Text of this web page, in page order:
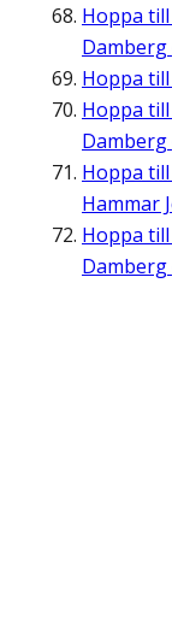
Hoppa till
Damberg
Hoppa till
Hoppa till
Damberg
Hoppa till
Hammar
Hoppa till
Damberg